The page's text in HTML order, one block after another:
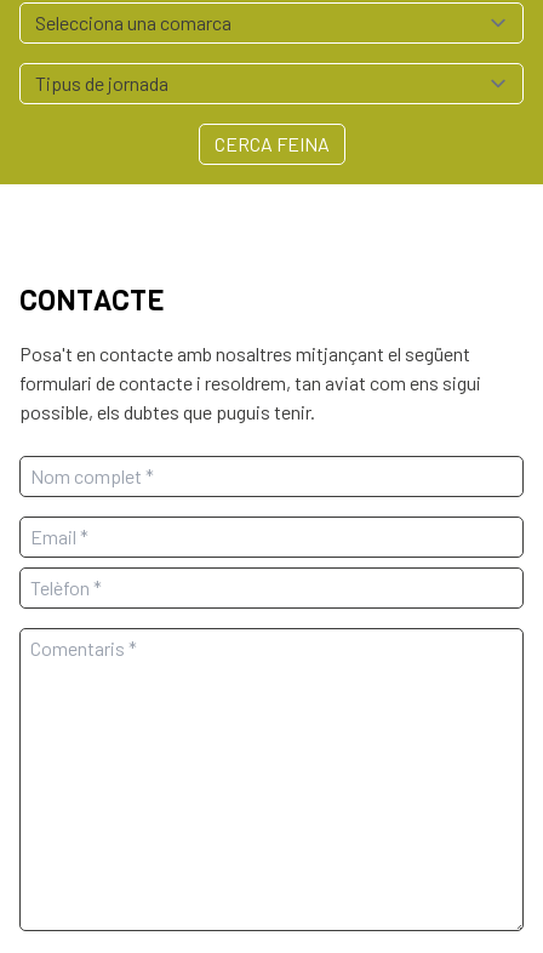
CERCA FEINA
CONTACTE
Posa't en contacte amb nosaltres mitjançant el següent
formulari de contacte i resoldrem, tan aviat com ens sigui
possible, els dubtes que puguis tenir.
Serveis empresa
Polígons Baix Empordà
Arrelem - Xarxa Agroalimentària del Baix Empordà
Contacte